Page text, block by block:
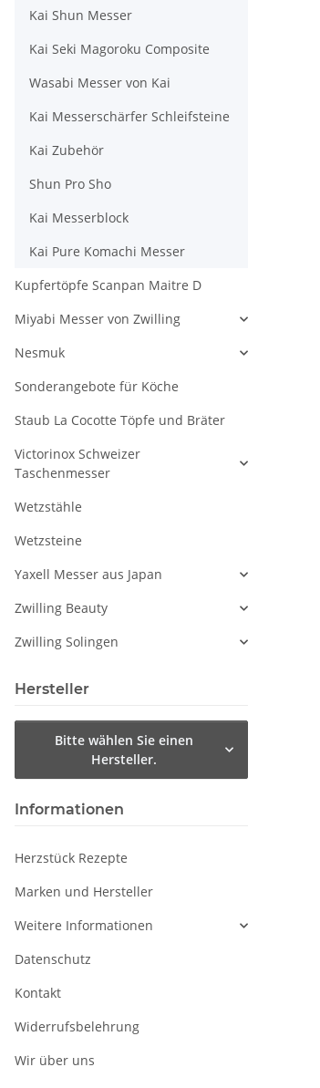
Kai Shun Messer
Kai Seki Magoroku Composite
Wasabi Messer von Kai
Kai Messerschärfer Schleifsteine
Kai Zubehör
Shun Pro Sho
Kai Messerblock
Kai Pure Komachi Messer
Kupfertöpfe Scanpan Maitre D
Miyabi Messer von Zwilling
Nesmuk
Sonderangebote für Köche
Staub La Cocotte Töpfe und Bräter
Victorinox Schweizer
Taschenmesser
Wetzstähle
Wetzsteine
Yaxell Messer aus Japan
Zwilling Beauty
Zwilling Solingen
Hersteller
Bitte wählen Sie einen
Hersteller.
Informationen
Herzstück Rezepte
Marken und Hersteller
Weitere Informationen
Datenschutz
Kontakt
Widerrufsbelehrung
Wir über uns